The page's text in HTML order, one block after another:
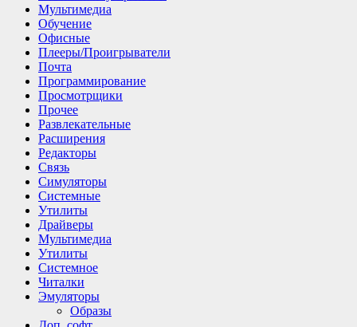
Мультимедиа
Обучение
Офисные
Плееры/Проигрыватели
Почта
Программирование
Просмотрщики
Прочее
Развлекательные
Расширения
Редакторы
Связь
Симуляторы
Системные
Утилиты
Драйверы
Мультимедиа
Утилиты
Системное
Читалки
Эмуляторы
Образы